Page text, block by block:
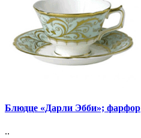
Блюдце «Дарли Эбби»; фарфор
..